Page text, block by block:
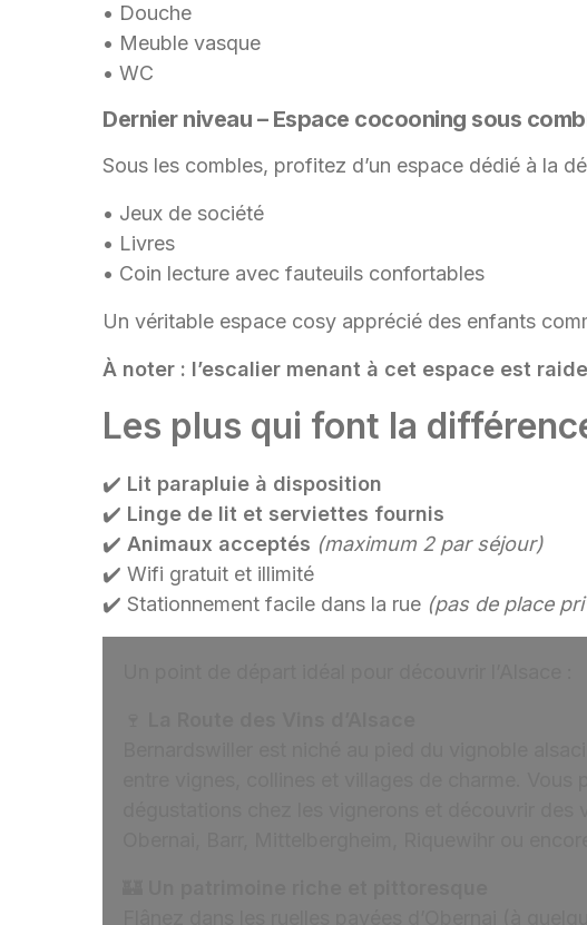
• Douche
• Meuble vasque
• WC
Dernier niveau – Espace cocooning sous
Sous les combles, profitez d’un espace dédié à la
• Jeux de société
• Livres
• Coin lecture avec fauteuils confortables
Un véritable espace cosy apprécié des enfants
À noter : l’escalier menant à cet espace est
Les plus qui font la
✔️ Lit parapluie à disposition
✔️ Linge de lit et serviettes fournis
✔️ Animaux acceptés (maximum 2 par séjour)
✔️ Wifi gratuit et illimité
✔️ Stationnement facile dans la rue (pas de place